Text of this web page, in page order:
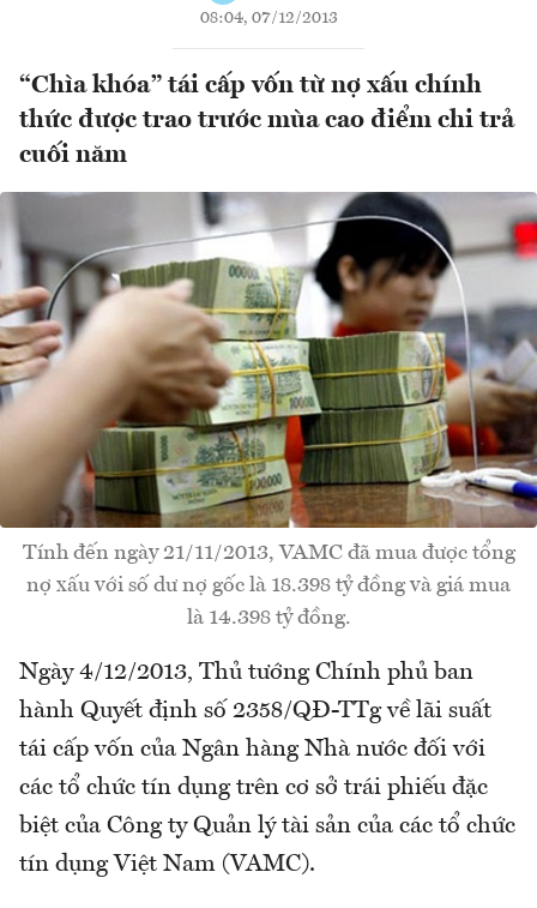
08:04, 07/12/2013
“Chìa khóa” tái cấp vốn từ nợ xấu chính
thức được trao trước mùa cao điểm chi trả
cuối năm
Tính đến ngày 21/11/2013, VAMC đã mua được tổng
nợ xấu với số dư nợ gốc là 18.398 tỷ đồng và giá mua
là 14.398 tỷ đồng.
Ngày 4/12/2013, Thủ tướng Chính phủ ban
hành Quyết định số 2358/QĐ-TTg về lãi suất
tái cấp vốn của Ngân hàng Nhà nước đối với
các tổ chức tín dụng trên cơ sở trái phiếu đặc
biệt của Công ty Quản lý tài sản của các tổ chức
tín dụng Việt Nam (VAMC).